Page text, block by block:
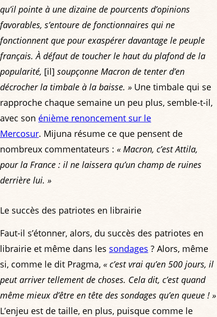
qu’il pointe à une dizaine de pourcents d’opinions
favorables, s’entoure de fonctionnaires qui ne
fonctionnent que pour exaspérer davantage le peuple
français. À défaut de toucher le haut du plafond de la
popularité, [il] soupçonne Macron de tenter d’en
décrocher la timbale à la baisse. » Une timbale qui se
rapproche chaque semaine un peu plus, semble-t-il,
avec son énième renoncement sur le
Mercosur. Mijuna résume ce que pensent de
nombreux commentateurs : « Macron, c’est Attila,
pour la France : il ne laissera qu’un champ de ruines
derrière lui. »
Le succès des patriotes en librairie
Faut-il s’étonner, alors, du succès des patriotes en
librairie et même dans les sondages ? Alors, même
si, comme le dit Pragma, « c’est vrai qu’en 500 jours, il
peut arriver tellement de choses. Cela dit, c’est quand
même mieux d’être en tête des sondages qu’en queue ! »
L’enjeu est de taille, en plus, puisque comme le